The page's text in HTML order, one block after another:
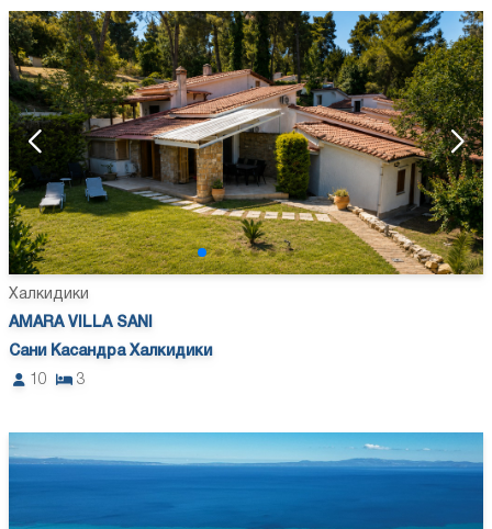
Халкидики
AMARA VILLA SANI
Сани Касандра Халкидики
10
3